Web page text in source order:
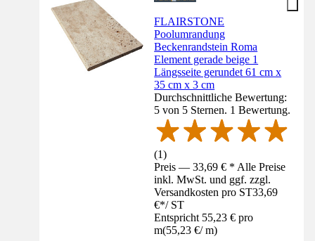
FLAIRSTONE
Poolumrandung
Beckenrandstein Roma
Element gerade beige 1
Längsseite gerundet 61 cm x
35 cm x 3 cm
Durchschnittliche Bewertung:
5 von 5 Sternen. 1 Bewertung.
(1)
Preis — 33,69 € * Alle Preise
inkl. MwSt. und ggf. zzgl.
Versandkosten pro ST33,69
€*/ ST
Entspricht 55,23 € pro
m(55,23 €/ m)